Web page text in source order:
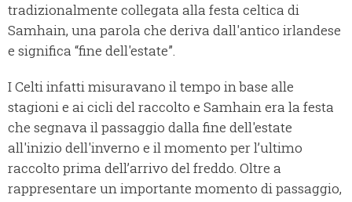
tradizionalmente collegata alla festa celtica di
Samhain, una parola che deriva dall'antico irlandese
e significa “fine dell'estate”.
I Celti infatti misuravano il tempo in base alle
stagioni e ai cicli del raccolto e Samhain era la festa
che segnava il passaggio dalla fine dell'estate
all'inizio dell'inverno e il momento per l’ultimo
raccolto prima dell’arrivo del freddo. Oltre a
rappresentare un importante momento di passaggio,